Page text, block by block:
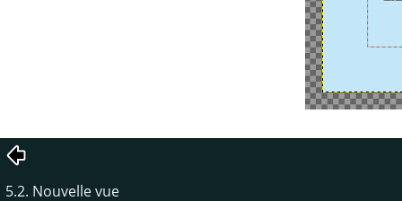
5.2. Nouvelle vue